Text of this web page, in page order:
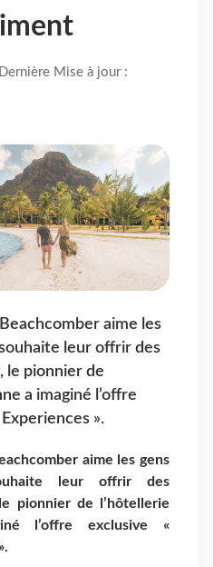
Mise à jour :
aime les
leur offrir des
le pionnier de
a imaginé l’offre
».
aime les gens
leur offrir des
pionnier de l’hôtellerie
l’offre exclusive «